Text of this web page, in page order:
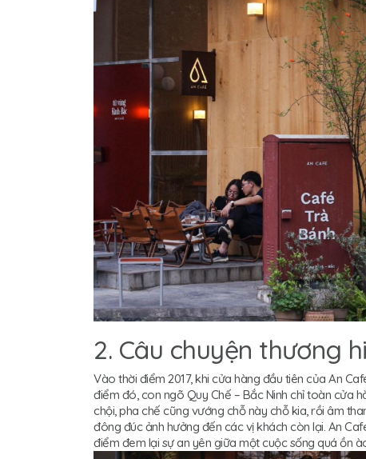
2. Câu chuyện thương
Vào thời điểm 2017, khi cửa hàng đầu tiên của An
điểm đó, con ngõ Quy Chế – Bắc Ninh chỉ toàn cửa
chội, pha chế cũng vướng chỗ này chỗ kia, rồi âm
đông đúc ảnh hưởng đến các vị khách còn lại. An
điểm đem lại sự an yên giữa một cuộc sống quá ồn